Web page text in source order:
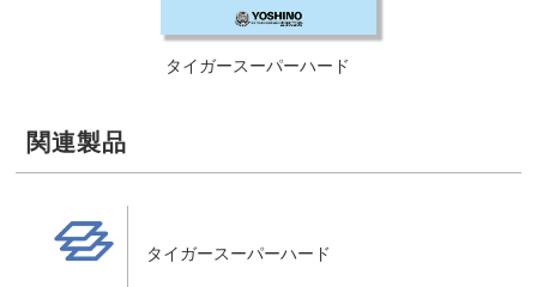
タイガースーパーハード
関連製品
タイガースーパーハード